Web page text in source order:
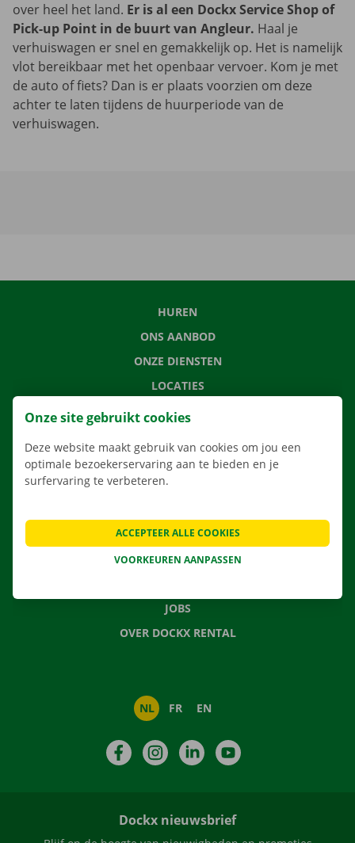
over heel het land. Er is al een Dockx Service Shop of
Pick-up Point in de buurt van Angleur. Haal je
verhuiswagen er snel en gemakkelijk op. Het is namelijk
vlot bereikbaar met het openbaar vervoer. Kom je met
de auto of fiets? Dan is er plaats voorzien om deze
achter te laten tijdens de huurperiode van de
verhuiswagen.
HUREN
ONS AANBOD
ONZE DIENSTEN
LOCATIES
APP
VEELGESTELDE VRAGEN
NIEUWS
JOBS
OVER DOCKX RENTAL
NL FR EN
FacebookInstagramLinkedIn
Dockx nieuwsbrief
Onze site gebruikt cookies
Deze website maakt gebruik van cookies om jou een
optimale bezoekerservaring aan te bieden en je
surfervaring te verbeteren.
VOORKEUREN AANPASSEN
ACCEPTEER ALLE COOKIES